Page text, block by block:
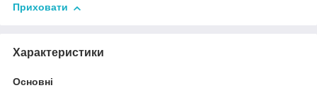
Приховати
Характеристики
Основні